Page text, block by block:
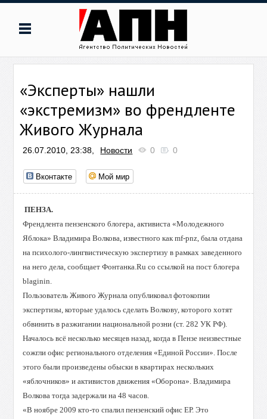
«Эксперты» нашли
«экстремизм» во френдленте
Живого Журнала
26.07.2010, 23:38, Новости 0 0
Вконтакте Мой мир
ПЕНЗА.
Френдлента пензенского блогера, активиста «Молодежного
Яблока» Владимира Волкова, известного как mf-pnz, была отдана
на психолого-лингвистическую экспертизу в рамках заведенного
на него дела, сообщает Фонтанка.Ru со ссылкой на пост блогера
blaginin.
Пользователь Живого Журнала опубликовал фотокопии
экспертизы, которые удалось сделать Волкову, которого хотят
обвинить в разжигании национальной розни (ст. 282 УК РФ).
Началось всё несколько месяцев назад, когда в Пензе неизвестные
сожгли офис регионального отделения «Единой России». После
этого были произведены обыски в квартирах нескольких
«яблочников» и активистов движения «Оборона». Владимира
Волкова тогда задержали на 48 часов.
«В ноябре 2009 кто-то спалил пензенский офис ЕР. Это